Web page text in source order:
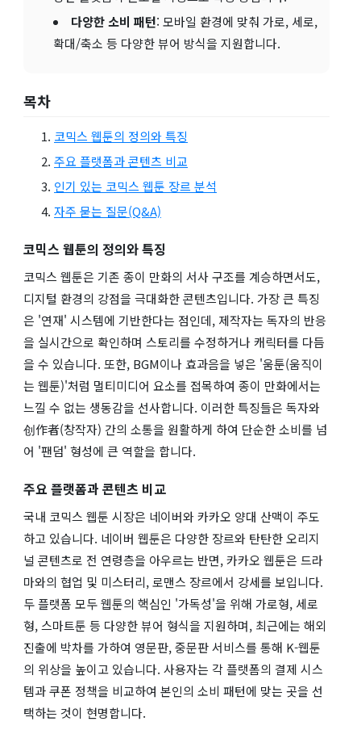
다양한 소비 패턴: 모바일 환경에 맞춰 가로, 세로,
확대/축소 등 다양한 뷰어 방식을 지원합니다.
목차
코믹스 웹툰의 정의와 특징
주요 플랫폼과 콘텐츠 비교
인기 있는 코믹스 웹툰 장르 분석
자주 묻는 질문(Q&A)
코믹스 웹툰의 정의와 특징
코믹스 웹툰은 기존 종이 만화의 서사 구조를 계승하면서도,
디지털 환경의 강점을 극대화한 콘텐츠입니다. 가장 큰 특징
은 '연재' 시스템에 기반한다는 점인데, 제작자는 독자의 반응
을 실시간으로 확인하며 스토리를 수정하거나 캐릭터를 다듬
을 수 있습니다. 또한, BGM이나 효과음을 넣은 '움툰(움직이
는 웹툰)'처럼 멀티미디어 요소를 접목하여 종이 만화에서는
느낄 수 없는 생동감을 선사합니다. 이러한 특징들은 독자와
创作者(창작자) 간의 소통을 원활하게 하여 단순한 소비를 넘
어 '팬덤' 형성에 큰 역할을 합니다.
주요 플랫폼과 콘텐츠 비교
국내 코믹스 웹툰 시장은 네이버와 카카오 양대 산맥이 주도
하고 있습니다. 네이버 웹툰은 다양한 장르와 탄탄한 오리지
널 콘텐츠로 전 연령층을 아우르는 반면, 카카오 웹툰은 드라
마와의 협업 및 미스터리, 로맨스 장르에서 강세를 보입니다.
두 플랫폼 모두 웹툰의 핵심인 '가독성'을 위해 가로형, 세로
형, 스마트툰 등 다양한 뷰어 형식을 지원하며, 최근에는 해외
진출에 박차를 가하여 영문판, 중문판 서비스를 통해 K-웹툰
의 위상을 높이고 있습니다. 사용자는 각 플랫폼의 결제 시스
템과 쿠폰 정책을 비교하여 본인의 소비 패턴에 맞는 곳을 선
택하는 것이 현명합니다.